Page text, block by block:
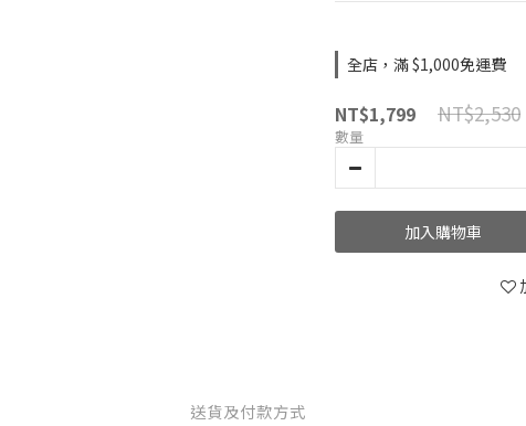
全店，滿 $1,000免運費
NT$1,799 NT$2,530
數量
加入購物車
送貨及付款方式